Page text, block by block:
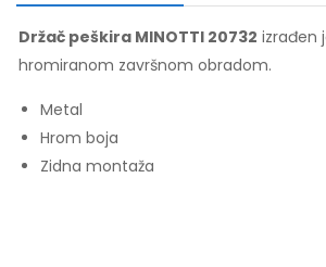
Držač peškira MINOTTI 20732 izrađen
hromiranom završnom obradom.
Metal
Hrom boja
Zidna montaža